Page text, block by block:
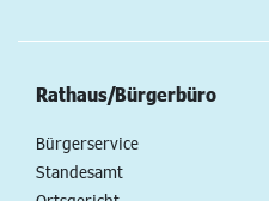
Rathaus/Bürgerbüro
Bürgerservice
Standesamt